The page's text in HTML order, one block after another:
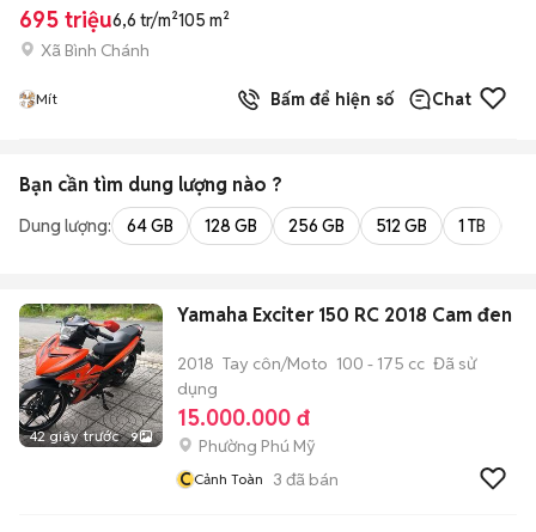
695 triệu6,6 tr/m²105 m²
Xã Bình Chánh
Mít Bấm để hiện số Chat
Bạn cần tìm dung lượng nào ?
Dung lượng: 64 GB 128 GB 256 GB 512 GB 1 TB
42 giây trước 9
Yamaha Exciter 150 RC 2018 Cam đen
2018 Tay côn/Moto 100 - 175 cc Đã sử
dụng
15.000.000 đ
Phường Phú Mỹ
CCảnh Toàn 3 đã bán